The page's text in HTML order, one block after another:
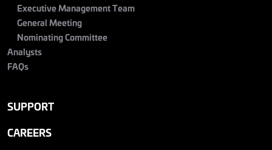
Executive Management Team
General Meeting
Nominating Committee
Analysts
FAQs
SUPPORT
CAREERS